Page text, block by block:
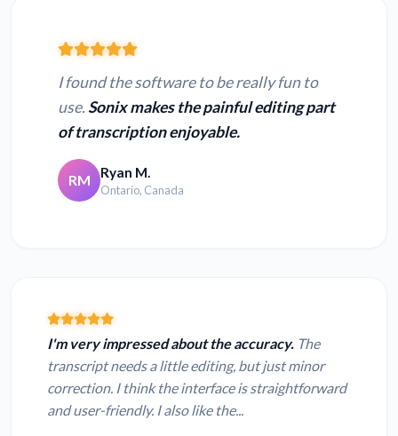
I found the software to be really fun to
use. Sonix makes the painful editing part
of transcription enjoyable.
RM Ryan M.
Ontario, Canada
I'm very impressed about the accuracy. The
transcript needs a little editing, but just minor
correction. I think the interface is straightforward
and user-friendly. I also like the...